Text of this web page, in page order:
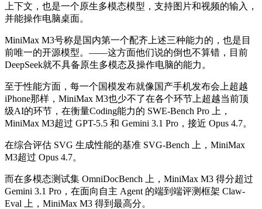
上下文，也是一个原生多模态模型，支持图片和视频的输入，
并能操作电脑桌面。
MiniMax M3号称是国内第一个配齐上述三种能力的，也是目
前唯一的开源模型。——这方面他们说的倒也不算错，目前
DeepSeek就不具备原生多模态及操作电脑的能力。
至于性能方面，每一个国模发布就像国产手机发布会上超越
iPhone那样，MiniMax M3也少不了在各个环节上超越当前顶
级AI的环节，在衡量Coding能力的 SWE-Bench Pro 上，
MiniMax M3超过 GPT-5.5 和 Gemini 3.1 Pro，接近 Opus 4.7。
在综合评估 SVG 生成性能的基准 SVG-Bench 上，MiniMax
M3超过 Opus 4.7。
而在多模态测试集 OmniDocBench 上，MiniMax M3 得分超过
Gemini 3.1 Pro，在面向自主 Agent 的端到端评测框架 Claw-
Eval 上，MiniMax M3 得到最高分。